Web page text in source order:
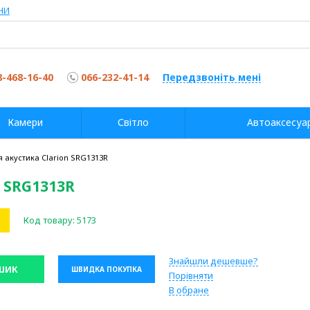
акустика Clarion SRG1313R
Код товару: 5173
ШВИДКА ПОКУПКА
Знайшли дешевше?
Порівняти
В обране
468-16-40 066-232-41-14 Передзвоніть мені
Камери Світло